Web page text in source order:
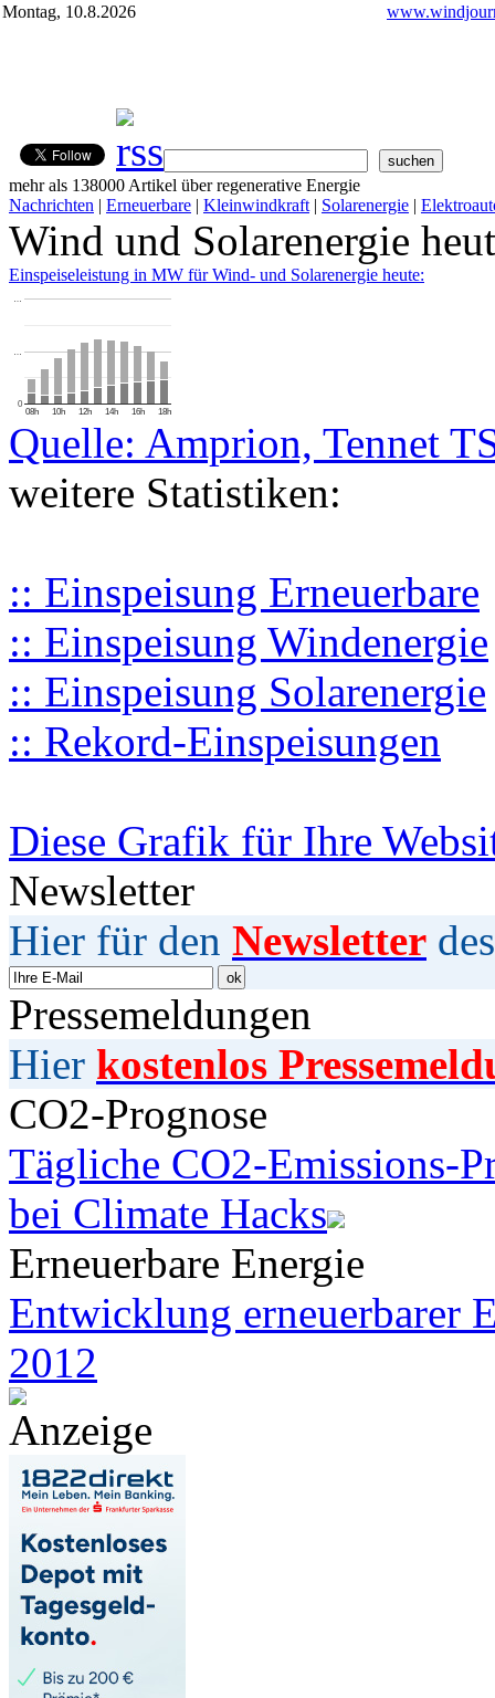
Montag, 10.8.2026
mehr als 138000 Artikel über regenerative Energie
Nachrichten | Erneuerbare | Kleinwindkraft | Solarenergie |
Wind und Solarenergie
Einspeiseleistung in MW für Wind- und Solarenergie heute:
08h 10h 12h 14h 16h 18h
0
…
…
Quelle: Amprion, Tennet
weitere Statistiken:
:: Einspeisung Erneuerbare
:: Einspeisung Windenergie
:: Einspeisung Solarenergie
:: Rekord-Einspeisungen
Diese Grafik für Ihre
Newsletter
Hier für den Newsletter
Pressemeldungen
Hier kostenlos
CO2-Prognose
Tägliche CO2-Emissions-
bei Climate Hacks
Erneuerbare Energie
Entwicklung erneuerbarer
2012
Anzeige